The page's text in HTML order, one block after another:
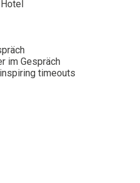
im Gespräch
timeouts